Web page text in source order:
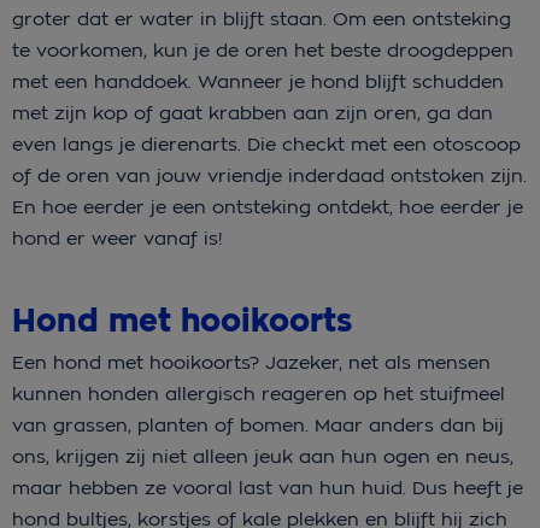
groter dat er water in blijft staan. Om een ontsteking
te voorkomen, kun je de oren het beste droogdeppen
met een handdoek. Wanneer je hond blijft schudden
met zijn kop of gaat krabben aan zijn oren, ga dan
even langs je dierenarts. Die checkt met een otoscoop
of de oren van jouw vriendje inderdaad ontstoken zijn.
En hoe eerder je een ontsteking ontdekt, hoe eerder je
hond er weer vanaf is!
Hond met hooikoorts
Een hond met hooikoorts? Jazeker, net als mensen
kunnen honden allergisch reageren op het stuifmeel
van grassen, planten of bomen. Maar anders dan bij
ons, krijgen zij niet alleen jeuk aan hun ogen en neus,
maar hebben ze vooral last van hun huid. Dus heeft je
hond bultjes, korstjes of kale plekken en blijft hij zich